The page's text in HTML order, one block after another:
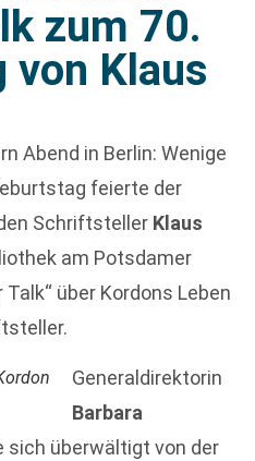
zum 70.
von Klaus
Abend in Berlin: Wenige
feierte der
Schriftsteller Klaus
am Potsdamer
über Kordons Leben
Generaldirektorin
Barbara
sich überwältigt von der